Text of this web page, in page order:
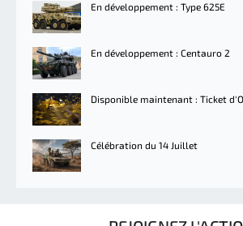
En développement : Type 625E
En développement : Centauro 2
Disponible maintenant : Ticket
Célébration du 14 Juillet